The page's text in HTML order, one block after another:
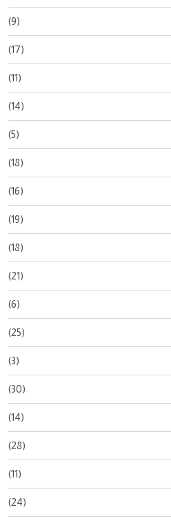
(9)
(17)
(11)
(14)
(5)
(18)
(16)
(19)
(18)
(21)
(6)
(25)
(3)
(30)
(14)
(28)
(11)
(24)